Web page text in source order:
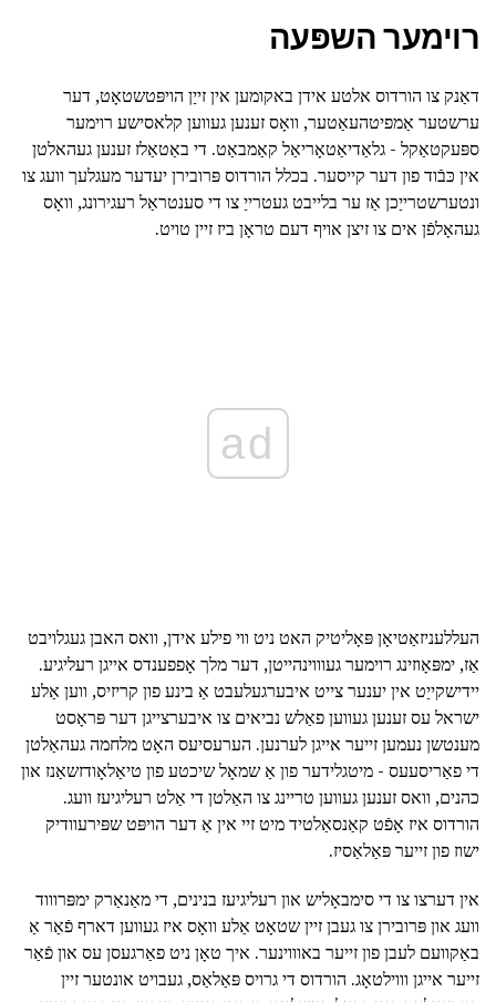
רוימער השפּעה
דאַנק צו הורדוס אלטע אידן באקומען אין זייַן הויפּטשטאָט, דער
ערשטער אַמפיטהעאַטער, וואָס זענען געווען קלאסישע רוימער
ספּעקטאַקל - גלאַדיאַטאָריאַל קאַמבאַט. די באַטאַלז זענען געהאלטן
אין כּבֿוד פון דער קייסער. בכלל הורדוס פּרובירן יעדער מעגלעך וועג צו
ונטערשטרייַכן אַז ער בלייבט געטרייַ צו די סענטראַל רעגירונג, וואָס
געהאָלפֿן אים צו זיצן אויף דעם טראָן ביז זיין טויט.
ad
העללעניזאַטיאָן פּאָליטיק האט ניט ווי פילע אידן, וואס האבן געגלויבט
אַז, ימפּאָוזינג רוימער געוווינהייטן, דער מלך אָפפענדס אייגן רעליגיע.
יידישקייַט אין יענער צייט איבערגעלעבט אַ בינע פון קריזיס, ווען אַלע
ישראל עס זענען געווען פאַלש נביאים צו איבערצייגן דער פּראָסט
מענטשן נעמען זייער אייגן לערנען. הערעסיעס האָט מלחמה געהאַלטן
די פאַריסעעס - מיטגלידער פון אַ שמאָל שיכטע פון טיאַלאָודזשאַנז און
כהנים, וואס זענען געווען טריינג צו האַלטן די אַלט רעליגיעז וועג.
הורדוס איז אָפֿט קאַנסאַלטיד מיט זיי אין אַ דער הויפּט שפּירעוודיק
ישוז פון זייער פּאַלאַסיז.
אין דערצו צו די סימבאָליש און רעליגיעז בנינים, די מאַנאַרק ימפּרוווד
וועג און פּרובירן צו געבן זיין שטאָט אַלע וואָס איז געווען דארף פֿאַר אַ
באַקוועם לעבן פון זייער באוווינער. איך טאָן ניט פאַרגעסן עס און פֿאַר
זייער אייגן וווילטאָג. הורדוס די גרויס פּאַלאַס, געבויט אונטער זיין